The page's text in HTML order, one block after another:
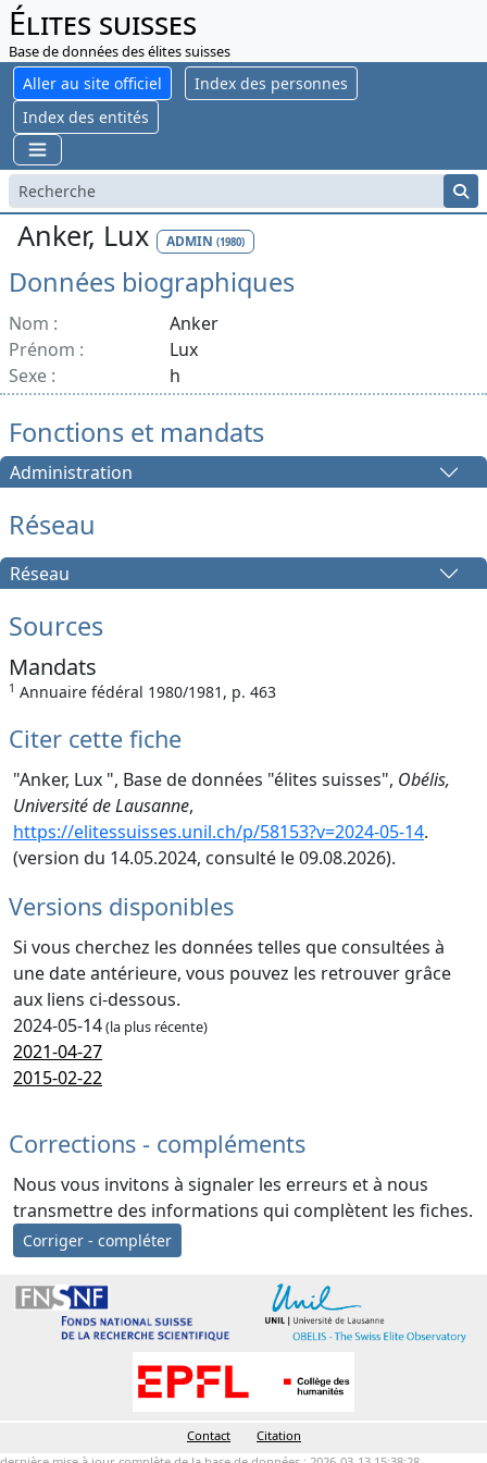
Élites suisses
Base de données des élites suisses
Aller au site officiel
Index des personnes
Index des entités
Anker, Lux ADMIN (1980)
Données biographiques
Nom :
Anker
Prénom :
Lux
Sexe :
h
Fonctions et mandats
Administration
Réseau
Réseau
Sources
Mandats
1 Annuaire fédéral 1980/1981, p. 463
Citer cette fiche
"Anker, Lux ", Base de données "élites suisses", Obélis,
Université de Lausanne,
https://elitessuisses.unil.ch/p/58153?v=2024-05-14.
(version du 14.05.2024, consulté le 09.08.2026).
Versions disponibles
Si vous cherchez les données telles que consultées à
une date antérieure, vous pouvez les retrouver grâce
aux liens ci-dessous.
2024-05-14(la plus récente)
2021-04-27
2015-02-22
Corrections - compléments
Nous vous invitons à signaler les erreurs et à nous
transmettre des informations qui complètent les fiches.
Corriger - compléter
Contact
Citation